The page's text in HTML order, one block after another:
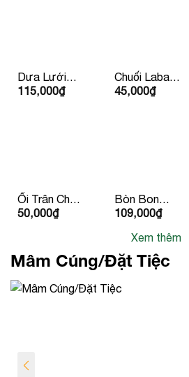
Dưa Lưới
Vàng Huỳnh
115,000₫
Chuối Laba
Đà lạt
45,000₫
Ổi Trân Châu
Ruột Đỏ
50,000₫
Bòn Bon
Giống Thái
109,000₫
Xem thêm
Mâm Cúng/Đặt Tiệc